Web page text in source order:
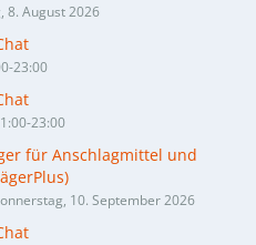
8. August 2026
23:00
23:00
für Anschlagmittel und
10. September 2026